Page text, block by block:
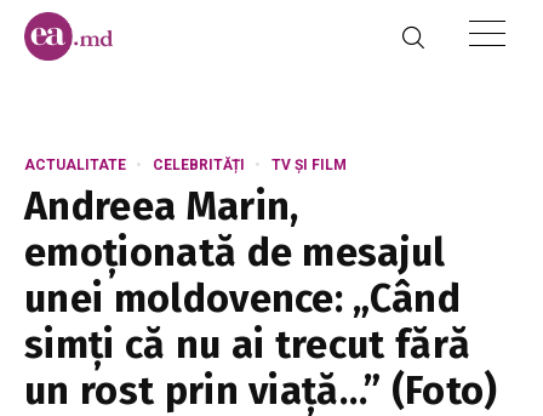
ACTUALITATE CELEBRITĂȚI TV ȘI FILM
Andreea Marin,
emoționată de mesajul
unei moldovence: „Când
simți că nu ai trecut fără
un rost prin viață…” (Foto)